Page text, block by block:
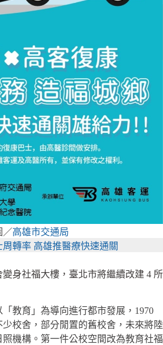
／高雄市交通局
轉率 高雄推醫療快速通關
身社福大樓，臺北市將繼續改建 4 所
教育」為導向進行都市發展，1970
校舍，部分閒置的舊校舍，未來將陸
機構。第一件公校空間改為教育社福